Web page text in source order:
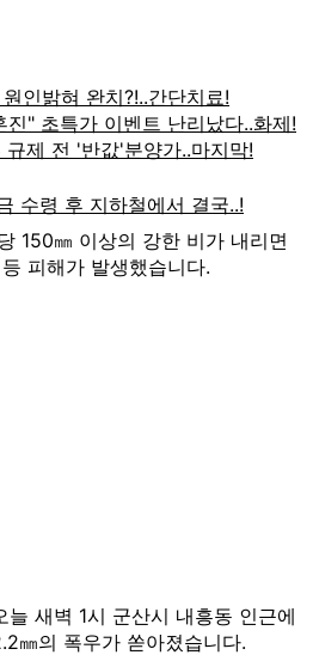
150㎜ 이상의 강한 비가 내리면
피해가 발생했습니다.
새벽 1시 군산시 내흥동 인근에
㎜의 폭우가 쏟아졌습니다.